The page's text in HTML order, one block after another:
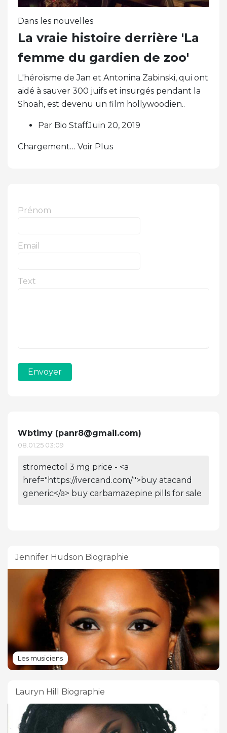
Dans les nouvelles
La vraie histoire derrière 'La
femme du gardien de zoo'
L'héroïsme de Jan et Antonina Zabinski, qui ont
aidé à sauver 300 juifs et insurgés pendant la
Shoah, est devenu un film hollywoodien..
Par Bio StaffJuin 20, 2019
Chargement… Voir Plus
Prénom
Email
Text
Envoyer
Wbtimy (panr8@gmail.com)
08.01.25 03:09
stromectol 3 mg price - <a
href="https://ivercand.com/">buy atacand
generic</a> buy carbamazepine pills for sale
Jennifer Hudson Biographie
Les musiciens
Lauryn Hill Biographie